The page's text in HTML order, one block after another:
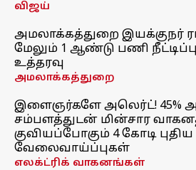
விஜய்
அமலாக்கத்துறை இயக்குநர்
மேலும் 1 ஆண்டு பணி
உத்தரவு
அமலாக்கத்துறை
இளைஞர்களே அலெர்ட்! 45%
சம்பளத்துடன் மின்சார
குவியப்போகும் 4 கோடி புதிய
வேலைவாய்ப்புகள்
எலக்ட்ரிக் வாகனங்கள்